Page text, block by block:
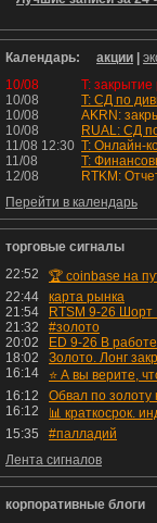
Календарь: акции
10/08
10/08
10/08
10/08
11/08 12:30
11/08
12/08
Перейти в календарь
торговые сигналы
22:52
🏆 coinbase на
22:44
карта рынка
21:54
RTSM 9-26 Шорт
21:32
#золото
20:02
18:02
Золото. Лонг
16:14
⭐️ А вы верите,
16:12
Обвал по золоту
16:12
📊 краткосрок.
15:35
#палладий
Лента сигналов
корпоративные блоги